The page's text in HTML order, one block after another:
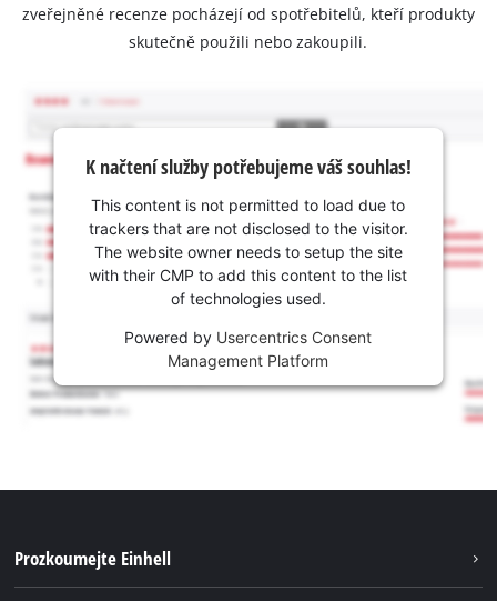
zveřejněné recenze pocházejí od spotřebitelů, kteří produkty
skutečně použili nebo zakoupili.
K načtení služby potřebujeme váš souhlas!
This content is not permitted to load due to
trackers that are not disclosed to the visitor.
The website owner needs to setup the site
with their CMP to add this content to the list
of technologies used.
Powered by Usercentrics Consent
Management Platform
Prozkoumejte Einhell